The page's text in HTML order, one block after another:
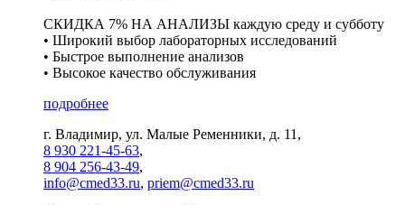
СКИДКА 7% НА АНАЛИЗЫ каждую среду и субботу
• Широкий выбор лабораторных исследований
• Быстрое выполнение анализов
• Высокое качество обслуживания
подробнее
г. Владимир, ул. Малые Ременники, д. 11,
8 930 221-45-63,
8 904 256-43-49,
info@cmed33.ru, priem@cmed33.ru